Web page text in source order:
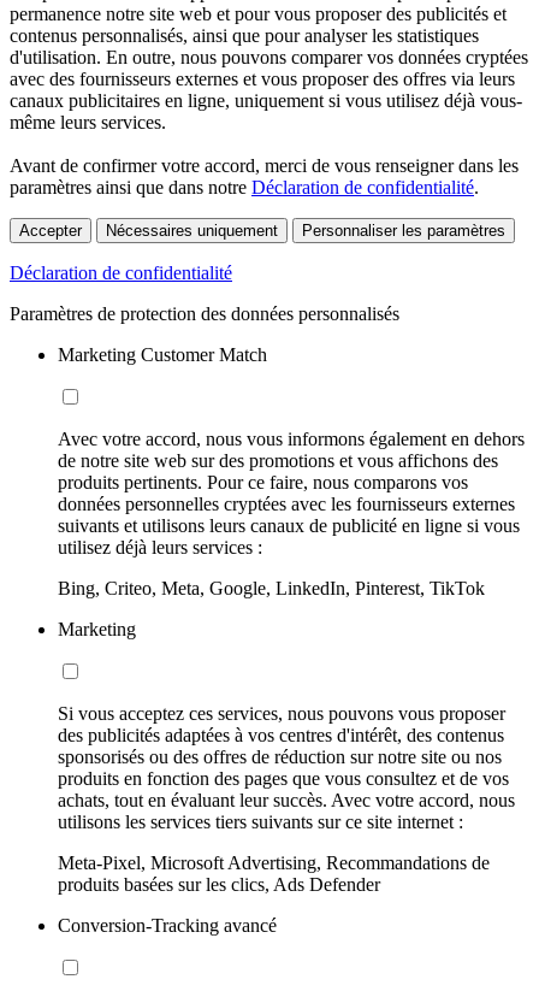
permanence notre site web et pour vous proposer des publicités et
contenus personnalisés, ainsi que pour analyser les statistiques
d'utilisation. En outre, nous pouvons comparer vos données cryptées
avec des fournisseurs externes et vous proposer des offres via leurs
canaux publicitaires en ligne, uniquement si vous utilisez déjà vous-
même leurs services.
Avant de confirmer votre accord, merci de vous renseigner dans les
paramètres ainsi que dans notre Déclaration de confidentialité.
Accepter Nécessaires uniquement Personnaliser les paramètres
Déclaration de confidentialité
Paramètres de protection des données personnalisés
Marketing Customer Match
Avec votre accord, nous vous informons également en dehors
de notre site web sur des promotions et vous affichons des
produits pertinents. Pour ce faire, nous comparons vos
données personnelles cryptées avec les fournisseurs externes
suivants et utilisons leurs canaux de publicité en ligne si vous
utilisez déjà leurs services :
Bing, Criteo, Meta, Google, LinkedIn, Pinterest, TikTok
Marketing
Si vous acceptez ces services, nous pouvons vous proposer
des publicités adaptées à vos centres d'intérêt, des contenus
sponsorisés ou des offres de réduction sur notre site ou nos
produits en fonction des pages que vous consultez et de vos
achats, tout en évaluant leur succès. Avec votre accord, nous
utilisons les services tiers suivants sur ce site internet :
Meta-Pixel, Microsoft Advertising, Recommandations de
produits basées sur les clics, Ads Defender
Conversion-Tracking avancé